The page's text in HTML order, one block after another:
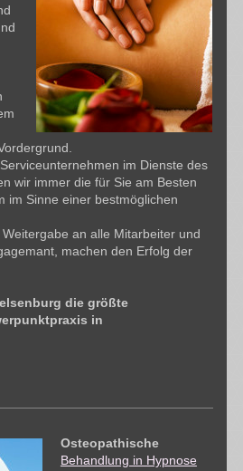
im Dienste des
wir immer die für Sie am Besten
im Sinne einer bestmöglichen
an alle Mitarbeiter und
machen den Erfolg der
die größte
in
Osteopathische
Behandlung in Hypnose